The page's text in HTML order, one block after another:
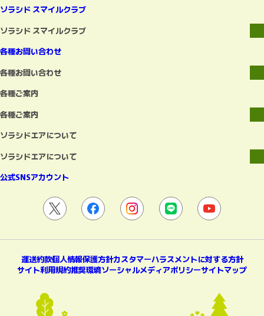
ソラシド スマイルクラブ
ソラシド スマイルクラブ
各種お問い合わせ
各種お問い合わせ
各種ご案内
各種ご案内
ソラシドエアについて
ソラシドエアについて
公式SNSアカウント
運送約款個人情報保護方針カスタマーハラスメントに対する方針
サイト利用規約推奨環境ソーシャルメディアポリシーサイトマップ